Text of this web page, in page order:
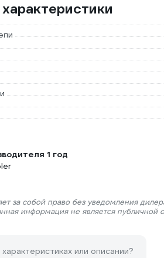
1 год
за собой право без уведомления
информация не является публичной
или описании?